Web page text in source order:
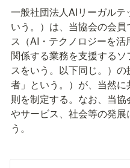
一般社団法人AIリーガルテ
いう。）は、当協会の会
ス（AI・テクノロジーを
関係する業務を支援する
スをいう。以下同じ。）
者」という。）が、当然
則を制定する。なお、当
やサービス、社会等の発
う。